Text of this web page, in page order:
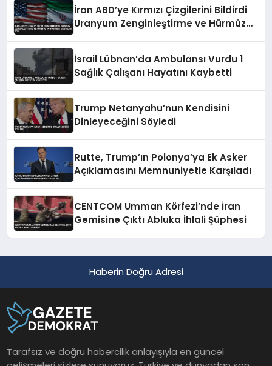
İran ABD’ye Kırmızı Çizgilerini Bildirdi
Uranyum Zenginleştirme ve Hürmüz
İsrail Lübnan’da Ambulansı Vurdu 1
Sağlık Çalışanı Hayatını Kaybetti
Trump Netanyahu’nun Kendisini
Dinleyeceğini Söyledi
Rutte, Trump’ın Polonya’ya Ek Asker
Açıklamasını Memnuniyetle Karşıladı
CENTCOM Umman Körfezi’nde İran
Gemisine Çıktı Abluka İhlali Şüphesi
Haberin Doğru Adresi
Tarafsız ve doğru habercilik anlayışıyla en güncel